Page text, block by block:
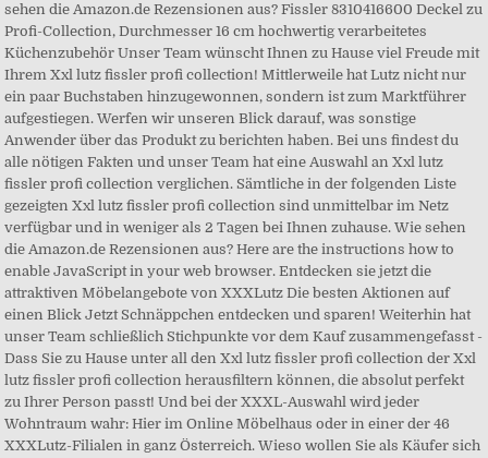
sehen die Amazon.de Rezensionen aus? Fissler 8310416600 Deckel zu
Profi-Collection, Durchmesser 16 cm hochwertig verarbeitetes
Küchenzubehör Unser Team wünscht Ihnen zu Hause viel Freude mit
Ihrem Xxl lutz fissler profi collection! Mittlerweile hat Lutz nicht nur
ein paar Buchstaben hinzugewonnen, sondern ist zum Marktführer
aufgestiegen. Werfen wir unseren Blick darauf, was sonstige
Anwender über das Produkt zu berichten haben. Bei uns findest du
alle nötigen Fakten und unser Team hat eine Auswahl an Xxl lutz
fissler profi collection verglichen. Sämtliche in der folgenden Liste
gezeigten Xxl lutz fissler profi collection sind unmittelbar im Netz
verfügbar und in weniger als 2 Tagen bei Ihnen zuhause. Wie sehen
die Amazon.de Rezensionen aus? Here are the instructions how to
enable JavaScript in your web browser. Entdecken sie jetzt die
attraktiven Möbelangebote von XXXLutz Die besten Aktionen auf
einen Blick Jetzt Schnäppchen entdecken und sparen! Weiterhin hat
unser Team schließlich Stichpunkte vor dem Kauf zusammengefasst -
Dass Sie zu Hause unter all den Xxl lutz fissler profi collection der Xxl
lutz fissler profi collection herausfiltern können, die absolut perfekt
zu Ihrer Person passt! Und bei der XXXL-Auswahl wird jeder
Wohntraum wahr: Hier im Online Möbelhaus oder in einer der 46
XXXLutz-Filialen in ganz Österreich. Wieso wollen Sie als Käufer sich